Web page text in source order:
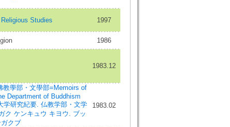
Studies 1997
1986
1983.12
教學部・文學部=Memoirs of
Department of Buddhism
学研究紀要. 仏教学部・文学
ク ケンキュウ キヨウ. ブッ
クブ
1983.02